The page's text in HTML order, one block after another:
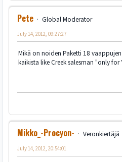
Pete
Global Moderator
July 14, 2012, 09:27:27
Mikä on noiden Paketti 18
kaikista like Creek salesman "only
Mikko_-Procyon- Veronkiertäjä
July 14, 2012, 20:54:01